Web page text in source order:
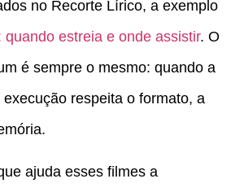
no Recorte Lírico, a exemplo
quando estreia e onde assistir. O
é sempre o mesmo: quando a
respeita o formato, a
ajuda esses filmes a